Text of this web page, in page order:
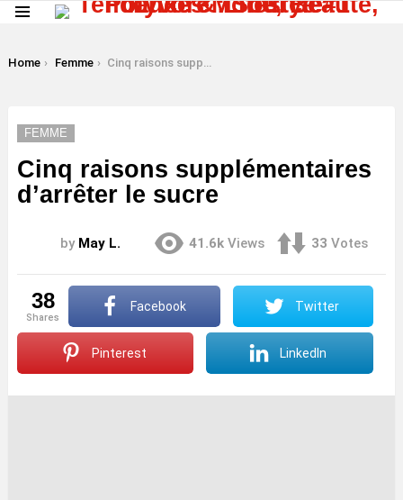
You are here:
Home Femme Cinq raisons supplémentaires d’arrêter le sucre
FEMME
Cinq raisons supplémentaires
d’arrêter le sucre
by May L. 41.6k Views 33 Votes
38
shares
Facebook Twitter
Pinterest LinkedIn